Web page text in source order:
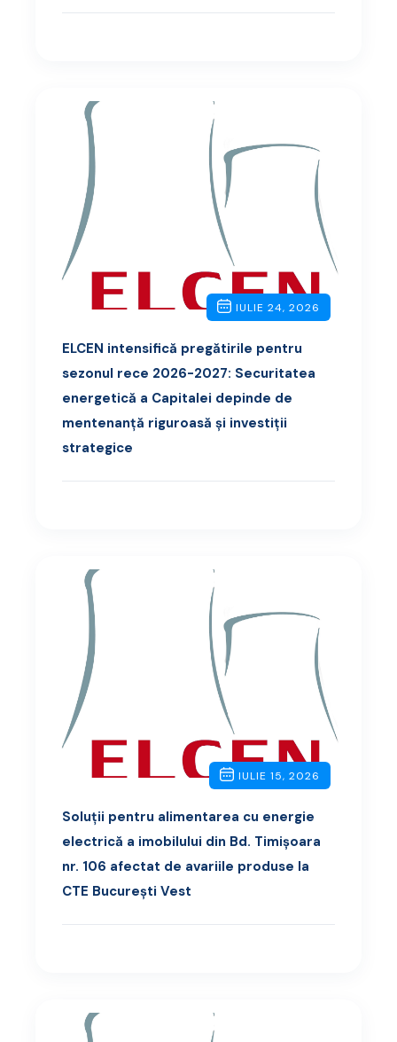
IULIE 24, 2026
ELCEN intensifică pregătirile pentru
sezonul rece 2026-2027: Securitatea
energetică a Capitalei depinde de
mentenanță riguroasă și investiții
strategice
IULIE 15, 2026
Soluții pentru alimentarea cu energie
electrică a imobilului din Bd. Timișoara
nr. 106 afectat de avariile produse la
CTE București Vest